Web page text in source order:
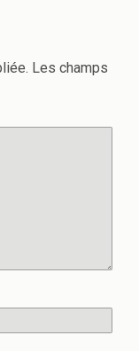
Les champs